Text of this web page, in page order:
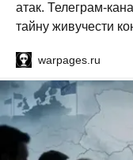
атак. Телеграм-
тайну живучести
warpages.ru